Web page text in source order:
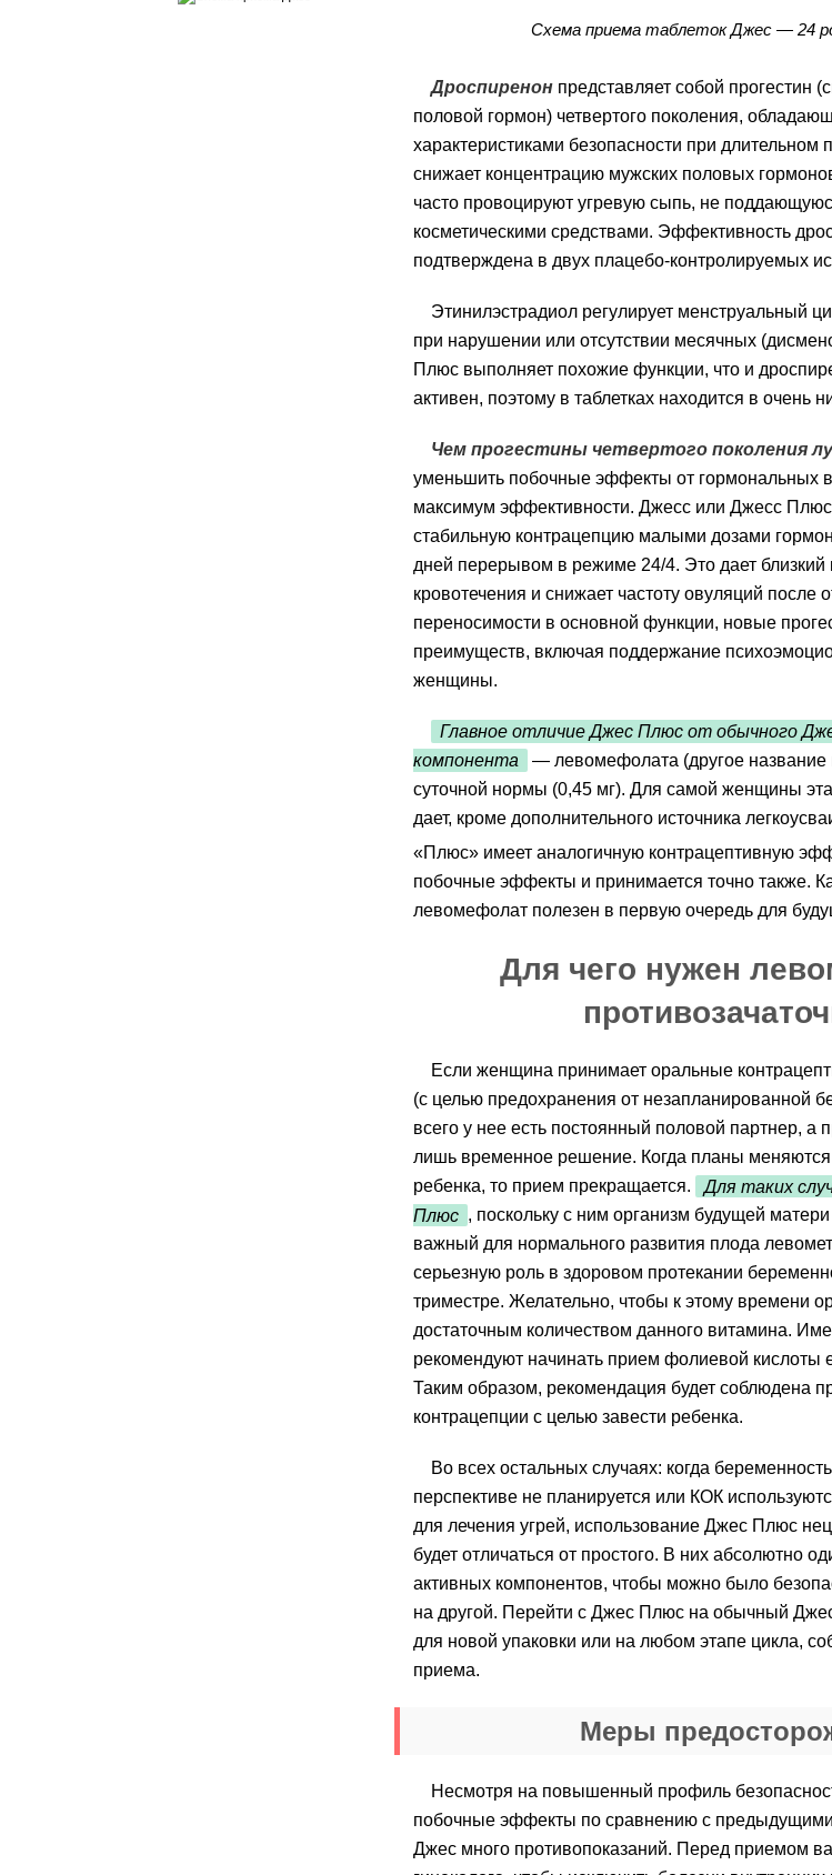
Схема приема таблеток Джес — 24
Дроспиренон представляет собой прогестин
половой гормон) четвертого поколения,
характеристиками безопасности при
снижает концентрацию мужских половых
часто провоцируют угревую сыпь, не
косметическими средствами. Эффективность
подтверждена в двух плацебо-контролируемых
Этинилэстрадиол регулирует менструальный
при нарушении или отсутствии месячных
Плюс выполняет похожие функции, что и
активен, поэтому в таблетках находится в очень
Чем прогестины четвертого поколения
уменьшить побочные эффекты от гормональных
максимум эффективности. Джесс или Джесс
стабильную контрацепцию малыми дозами
дней перерывом в режиме 24/4. Это дает близкий
кровотечения и снижает частоту овуляций
переносимости в основной функции, новые
преимуществ, включая поддержание
женщины.
Главное отличие Джес Плюс от обычного
компонента
— левомефолата (другое название
суточной нормы (0,45 мг). Для самой женщины
дает, кроме дополнительного источника
«Плюс» имеет аналогичную контрацептивную
побочные эффекты и принимается точно также.
левомефолат полезен в первую очередь для
Для чего нужен
Если женщина принимает оральные
(с целью предохранения от незапланированной
всего у нее есть постоянный половой партнер, а
лишь временное решение. Когда планы меняются
ребенка, то прием прекращается.
Для таких
Плюс , поскольку с ним организм будущей
важный для нормального развития плода
серьезную роль в здоровом протекании
триместре. Желательно, чтобы к этому времени
достаточным количеством данного витамина.
рекомендуют начинать прием фолиевой кислоты
Таким образом, рекомендация будет соблюдена
контрацепции с целью завести ребенка.
Во всех остальных случаях: когда
перспективе не планируется или КОК
для лечения угрей, использование Джес Плюс
будет отличаться от простого. В них абсолютно
активных компонентов, чтобы можно было
на другой. Перейти с Джес Плюс на обычный
для новой упаковки или на любом этапе цикла,
приема.
Меры
Несмотря на повышенный профиль
побочные эффекты по сравнению с предыдущими
Джес много противопоказаний. Перед приемом